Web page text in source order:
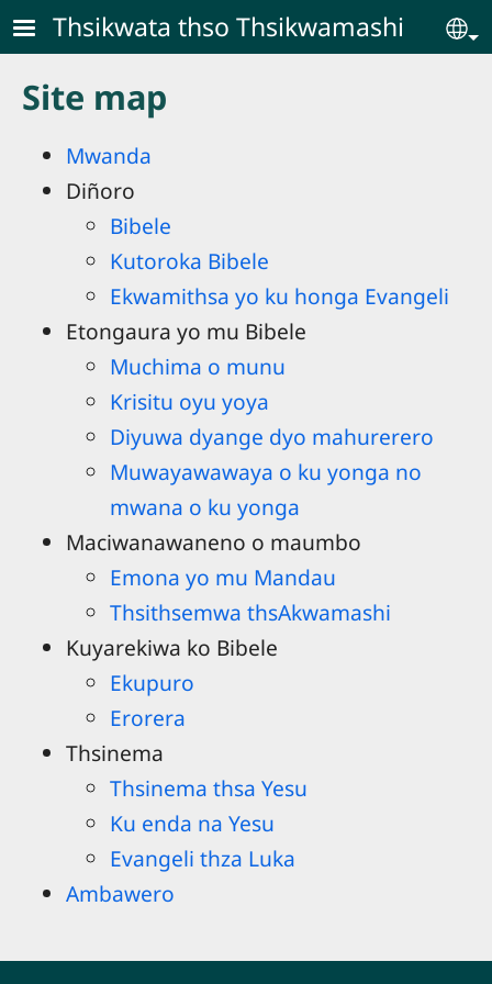
Skip to main content
Thsikwata thso Thsikwamashi
Site map
Mwanda
Diñoro
Bibele
Kutoroka Bibele
Ekwamithsa yo ku honga Evangeli
Etongaura yo mu Bibele
Muchima o munu
Krisitu oyu yoya
Diyuwa dyange dyo mahurerero
Muwayawawaya o ku yonga no
mwana o ku yonga
Maciwanawaneno o maumbo
Emona yo mu Mandau
Thsithsemwa thsAkwamashi
Kuyarekiwa ko Bibele
Ekupuro
Erorera
Thsinema
Thsinema thsa Yesu
Ku enda na Yesu
Evangeli thza Luka
Ambawero